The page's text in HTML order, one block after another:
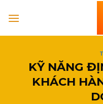
KỸ NĂNG
KHÁCH